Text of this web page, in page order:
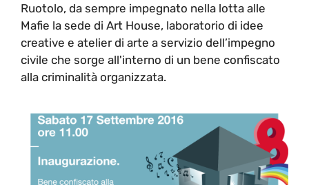
Ruotolo, da sempre impegnato nella lotta alle
Mafie la sede di Art House, laboratorio di idee
creative e atelier di arte a servizio dell’impegno
civile che sorge all'interno di un bene confiscato
alla criminalità organizzata.